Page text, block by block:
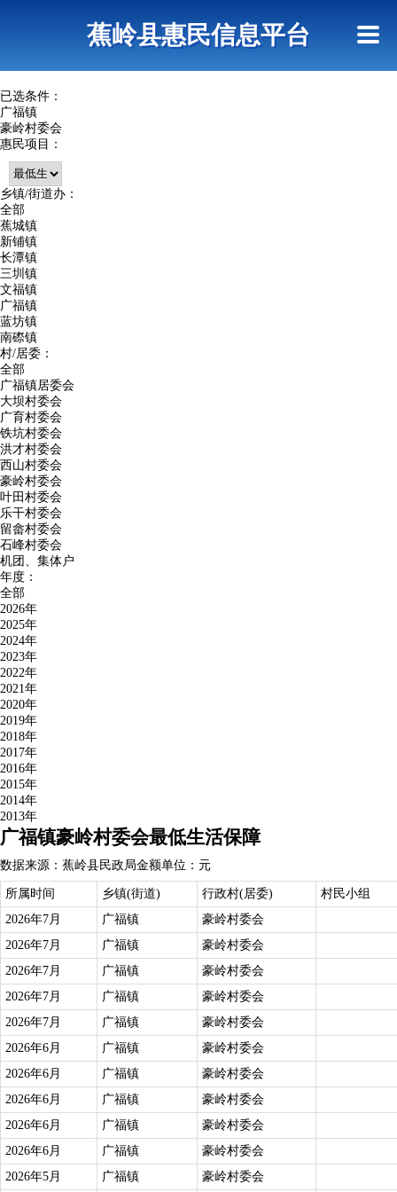
蕉岭县惠民信息平台
已选条件：
广福镇
豪岭村委会
惠民项目：
乡镇/街道办：
全部
蕉城镇
新铺镇
长潭镇
三圳镇
文福镇
广福镇
蓝坊镇
南磜镇
村/居委：
全部
广福镇居委会
大坝村委会
广育村委会
铁坑村委会
洪才村委会
西山村委会
豪岭村委会
叶田村委会
乐干村委会
留畲村委会
石峰村委会
机团、集体户
年度：
全部
2026年
2025年
2024年
2023年
2022年
2021年
2020年
2019年
2018年
2017年
2016年
2015年
2014年
2013年
广福镇豪岭村委会最低生活保障
数据来源：蕉岭县民政局金额单位：元
所属时间 乡镇(街道) 行政村(居委)
村民小组
2026年7月
广福镇
豪岭村委会
2026年7月
广福镇
豪岭村委会
2026年7月
广福镇
豪岭村委会
2026年7月
广福镇
豪岭村委会
2026年7月
广福镇
豪岭村委会
2026年6月
广福镇
豪岭村委会
2026年6月
广福镇
豪岭村委会
2026年6月
广福镇
豪岭村委会
2026年6月
广福镇
豪岭村委会
2026年6月
广福镇
豪岭村委会
2026年5月
广福镇 豪岭村委会